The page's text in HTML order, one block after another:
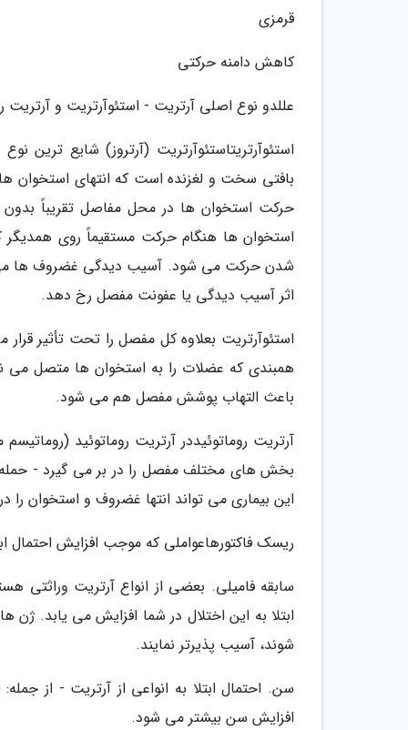
قرمزی
کاهش دامنه حرکتی
عللدو نوع اصلی آرتریت - استئوآرتریت و
استئوآرتریتاستئوآرتریت (آرتروز) شایع
بافتی سخت و لغزنده است که انتهای
حرکت استخوان ها در محل مفاصل تقریباً
استخوان ها هنگام حرکت مستقیماً روی
شدن حرکت می شود. آسیب دیدگی غضروف ها می
اثر آسیب دیدگی یا عفونت مفصل رخ دهد.
استئوآرتریت بعلاوه کل مفصل را تحت تأثیر
همبندی که عضلات را به استخوان ها متصل می
باعث التهاب پوشش مفصل هم می شود.
آرتریت روماتوئیددر آرتریت روماتوئید
بخش های مختلف مفصل را در بر می گیرد -
این بیماری می تواند انتها غضروف و استخوان
ریسک فاکتورهاعواملی که موجب افزایش احتمال
سابقه فامیلی. بعضی از انواع آرتریت وراثتی
ابتلا به این اختلال در شما افزایش می یابد.
شوند، آسیب پذیرتر نمایند.
سن. احتمال ابتلا به انواعی از آرتریت - از
افزایش سن بیشتر می شود.